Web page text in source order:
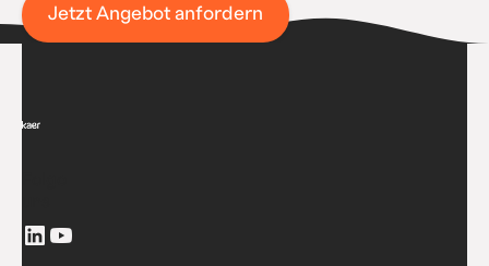
Jetzt Angebot anfordern